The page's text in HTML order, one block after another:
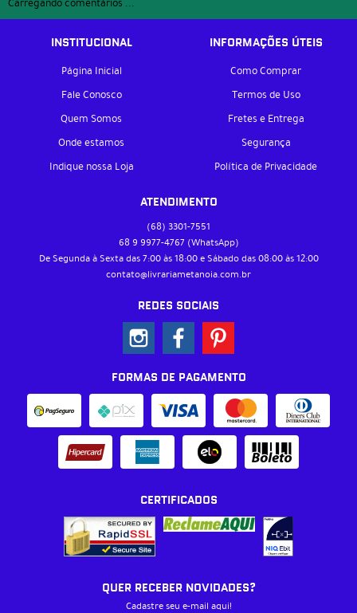
Carregando comentários ...
INSTITUCIONAL
Página Inicial
Fale Conosco
Quem Somos
Onde estamos
Indique nossa Loja
INFORMAÇÕES ÚTEIS
Como Comprar
Termos de Uso
Fretes e Entrega
Segurança
Política de Privacidade
ATENDIMENTO
(68) 3301-7551
68 9 9977-4767 (WhatsApp)
De Segunda à Sexta das 7:00 às 18:00 e Sábado das 08:00 às 12:00
contato@livrariametanoia.com.br
REDES SOCIAIS
FORMAS DE PAGAMENTO
CERTIFICADOS
QUER RECEBER NOVIDADES?
Cadastre seu e-mail aqui!